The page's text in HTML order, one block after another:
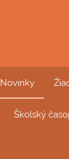
Novinky
Školský